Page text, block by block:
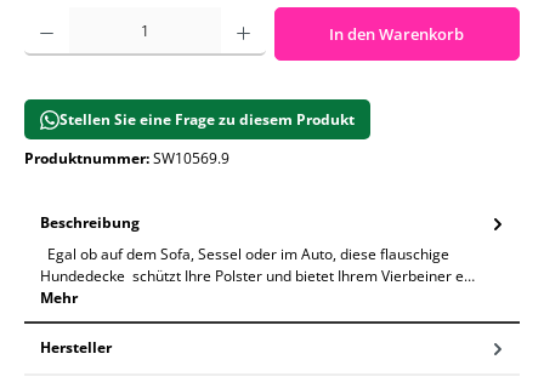
Produkt Anzahl: Gib den gewünschten Wert ein oder benutze die
In den Warenkorb
Stellen Sie eine Frage zu diesem Produkt
Produktnummer:SW10569.9
Beschreibung
Egal ob auf dem Sofa, Sessel oder im Auto, diese flauschige
Hundedecke schützt Ihre Polster und bietet Ihrem Vierbeiner e…
Mehr
Hersteller